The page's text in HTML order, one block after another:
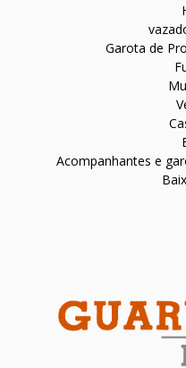
Garota de
Acompanhantes e